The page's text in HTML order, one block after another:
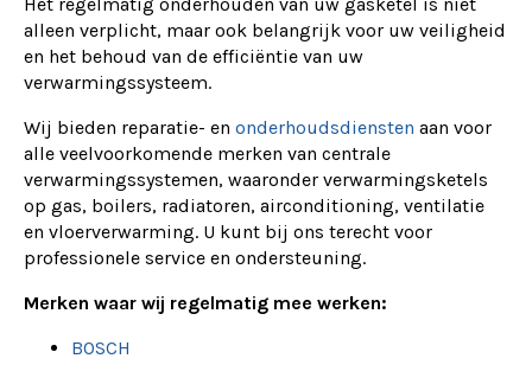
Het regelmatig onderhouden van uw gasketel is niet
alleen verplicht, maar ook belangrijk voor uw veiligheid
en het behoud van de efficiëntie van uw
verwarmingssysteem.
Wij bieden reparatie- en onderhoudsdiensten aan voor
alle veelvoorkomende merken van centrale
verwarmingssystemen, waaronder verwarmingsketels
op gas, boilers, radiatoren, airconditioning, ventilatie
en vloerverwarming. U kunt bij ons terecht voor
professionele service en ondersteuning.
Merken waar wij regelmatig mee werken:
BOSCH